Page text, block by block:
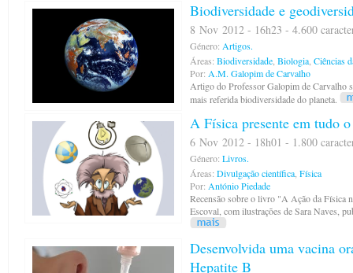
Biodiversidade e
8 Nov 2012 - 16h23 - 4.600
Género: Artigos.
Áreas: Biodiversidade Biologia Ciências
Por: A.M. Galopim de Carvalho
Artigo do Professor Galopim de Carvalho
mais referida biodiversidade do planeta.
A Física presente em tudo
6 Nov 2012 - 18h01 - 1.800
Género: Livros.
Áreas: Divulgação científica Física
Por: António Piedade
Recensão sobre o livro "A Ação da Física
Escoval, com ilustrações de Sara Naves,
Desenvolvida uma vacina
Hepatite B